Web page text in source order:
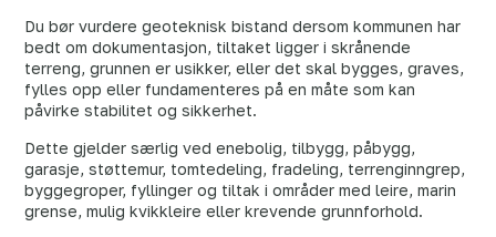
Du bør vurdere geoteknisk bistand dersom kommunen har
bedt om dokumentasjon, tiltaket ligger i skrånende
terreng, grunnen er usikker, eller det skal bygges, graves,
fylles opp eller fundamenteres på en måte som kan
påvirke stabilitet og sikkerhet.
Dette gjelder særlig ved enebolig, tilbygg, påbygg,
garasje, støttemur, tomtedeling, fradeling, terrenginngrep,
byggegroper, fyllinger og tiltak i områder med leire, marin
grense, mulig kvikkleire eller krevende grunnforhold.